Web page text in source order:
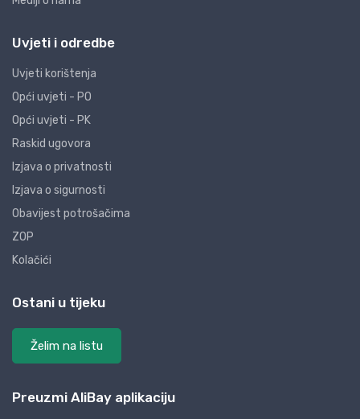
Uvjeti i odredbe
Uvjeti korištenja
Opći uvjeti - PO
Opći uvjeti - PK
Raskid ugovora
Izjava o privatnosti
Izjava o sigurnosti
Obavijest potrošačima
ZOP
Kolačići
Ostani u tijeku
Želim na listu
Preuzmi AliBay aplikaciju